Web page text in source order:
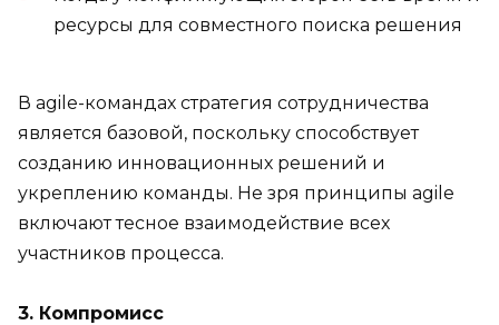
ресурсы для совместного поиска решения
В agile-командах стратегия сотрудничества
является базовой, поскольку способствует
созданию инновационных решений и
укреплению команды. Не зря принципы agile
включают тесное взаимодействие всех
участников процесса.
3. Компромисс